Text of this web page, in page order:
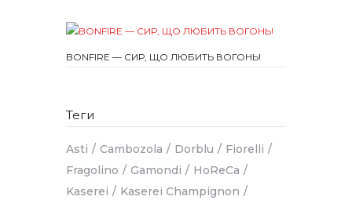
BONFIRE — СИР, ЩО ЛЮБИТЬ ВОГОНЬ!
Теги
Asti Cambozola Dorblu
Fiorelli
Fragolino
Gamondi
HoReCa
Kaserei
Kaserei Champignon